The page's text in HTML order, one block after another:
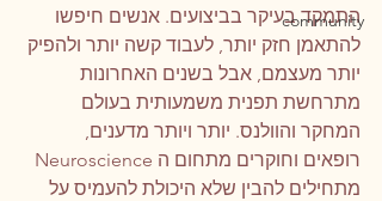
community
התמקד בעיקר בביצועים. אנשים חיפשו
להתאמן חזק יותר, לעבוד קשה יותר ולהפיק
יותר מעצמם, אבל בשנים האחרונות
מתרחשת תפנית משמעותית בעולם
המחקר והוולנס. יותר ויותר מדענים,
מתחילים להבין שלא היכולת להעמיס על